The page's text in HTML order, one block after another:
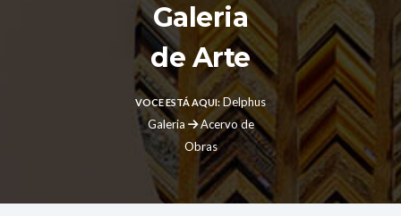
Galeria
de Arte
VOCE ESTÁ AQUI:Delphus
Galeria
Acervo de
Obras